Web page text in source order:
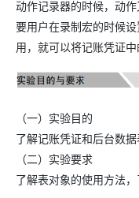
动作记录器的时候，动
要用户在录制宏的时候
用，就可以将记账凭证中
（一）实验目的
了解记账凭证和后台数据
（二）实验要求
了解表对象的使用方法，